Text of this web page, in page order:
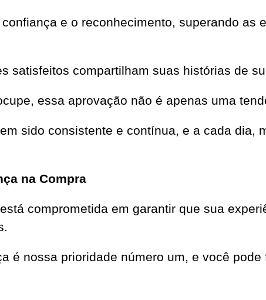
e o reconhecimento, superando as
satisfeitos compartilham suas histórias de
essa aprovação não é apenas uma
sido consistente e contínua, e a cada dia,
na Compra
está comprometida em garantir que sua
é nossa prioridade número um, e você